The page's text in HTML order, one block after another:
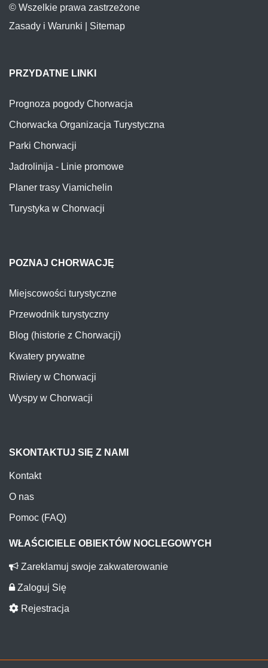
© Wszelkie prawa zastrzeżone
Zasady i Warunki
Sitemap
PRZYDATNE LINKI
Prognoza pogody Chorwacja
Chorwacka Organizacja Turystyczna
Parki Chorwacji
Jadrolinija - Linie promowe
Planer trasy Viamichelin
Turystyka w Chorwacji
POZNAJ CHORWACJĘ
Miejscowości turystyczne
Przewodnik turystyczny
Blog (historie z Chorwacji)
Kwatery prywatne
Riwiery w Chorwacji
Wyspy w Chorwacji
SKONTAKTUJ SIĘ Z NAMI
Kontakt
O nas
Pomoc (FAQ)
WŁAŚCICIELE OBIEKTÓW NOCLEGOWYCH
Zareklamuj swoje zakwaterowanie
Zaloguj Się
Rejestracja